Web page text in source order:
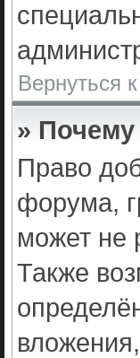
Вернуться
»
Право
форума,
может не
Также